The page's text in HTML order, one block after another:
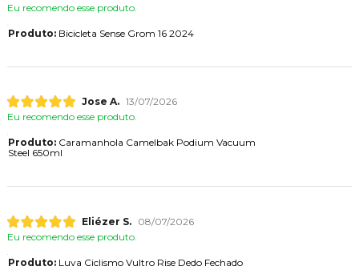
Eu recomendo esse produto.
Produto:Bicicleta Sense Grom 16 2024
Jose A. 13/07/2026
Eu recomendo esse produto.
Produto:Caramanhola Camelbak Podium Vacuum
Steel 650ml
Eliézer S.
08/07/2026
Eu recomendo esse produto.
Produto:Luva Ciclismo Vultro Rise Dedo Fechado